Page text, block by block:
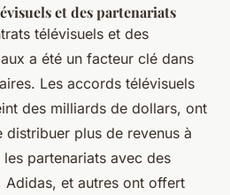
et des partenariats
télévisuels et des
a été un facteur clé dans
Les accords télévisuels
des milliards de dollars, ont
distribuer plus de revenus à
partenariats avec des
Adidas, et autres ont offert